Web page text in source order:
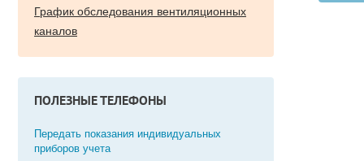
График обследования вентиляционных
каналов
ПОЛЕЗНЫЕ ТЕЛЕФОНЫ
Передать показания индивидуальных
приборов учета